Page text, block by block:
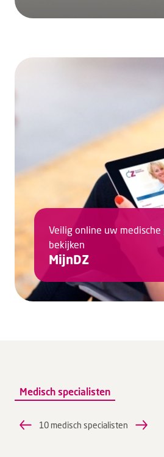
Veilig online uw medische
bekijken
MijnDZ
Medisch specialisten
10 medisch specialisten